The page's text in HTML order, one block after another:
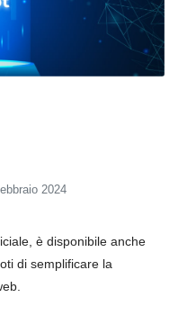
2024
è disponibile anche
di semplificare la